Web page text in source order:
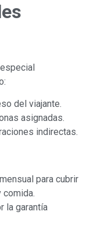
del viajante.
asignadas.
indirectas.
para cubrir
la garantía